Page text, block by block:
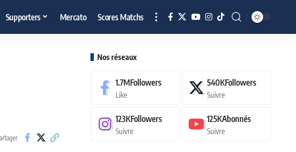
Supporters Mercato Scores Matchs
Nos réseaux
1.7MFollowers
Like
540KFollowers
Suivre
123KFollowers
Suivre
125KAbonnés
Suivre